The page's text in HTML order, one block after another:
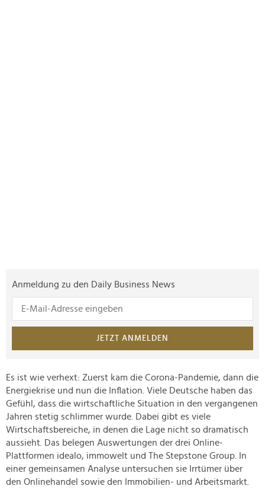
Anmeldung zu den Daily Business News
JETZT ANMELDEN
Es ist wie verhext: Zuerst kam die Corona-Pandemie, dann die
Energiekrise und nun die Inflation. Viele Deutsche haben das
Gefühl, dass die wirtschaftliche Situation in den vergangenen
Jahren stetig schlimmer wurde. Dabei gibt es viele
Wirtschaftsbereiche, in denen die Lage nicht so dramatisch
aussieht. Das belegen Auswertungen der drei Online-
Plattformen idealo, immowelt und The Stepstone Group. In
einer gemeinsamen Analyse untersuchen sie Irrtümer über
den Onlinehandel sowie den Immobilien- und Arbeitsmarkt.